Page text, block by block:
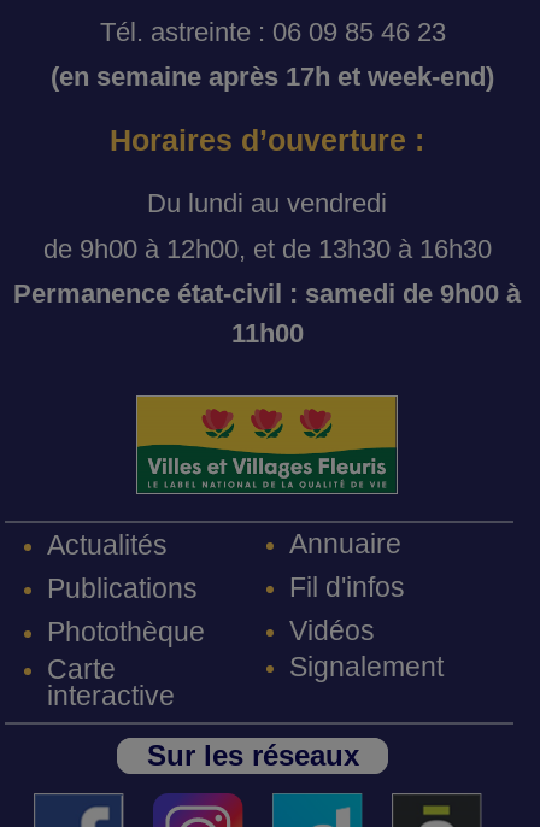
Tél. astreinte : 06 09 85 46 23
(en semaine après 17h et week-end)
Horaires d’ouverture :
Du lundi au vendredi
de 9h00 à 12h00, et de 13h30 à 16h30
Permanence état-civil : samedi de 9h00 à
11h00
Actualités
Publications
Photothèque
Carte
interactive
Annuaire
Fil d'infos
Vidéos
Signalement
Sur les réseaux